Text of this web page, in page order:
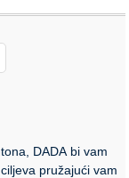
DADA bi vam
pružajući vam